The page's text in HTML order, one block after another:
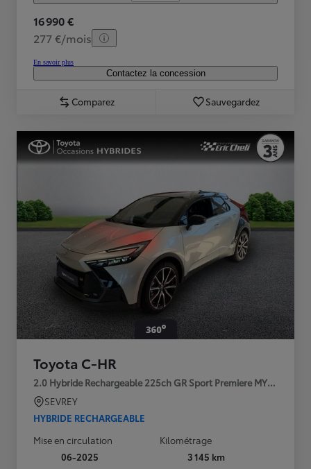
16 990 €
277 €/mois
En savoir plus
Contactez la concession
Comparez Sauvegardez
Toyota C-HR
2.0 Hybride Rechargeable 225ch GR Sport Premiere MY25
SEVREY
HYBRIDE RECHARGEABLE
Mise en circulation
06-2025
Kilométrage
3 145 km